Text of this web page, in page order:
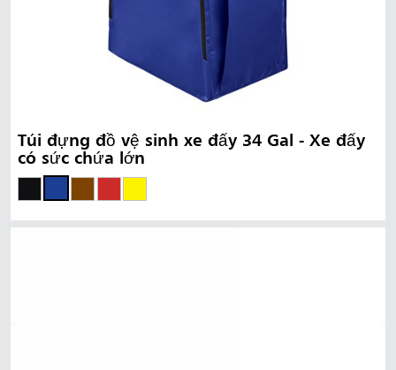
Túi đựng đồ vệ sinh xe đẩy 34 Gal - Xe đẩy
có sức chứa lớn